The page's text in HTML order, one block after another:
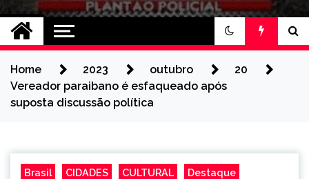
Home 2023 outubro
20
Vereador paraibano é esfaqueado após
suposta discussão política
Brasil CIDADES CULTURAL
Destaque